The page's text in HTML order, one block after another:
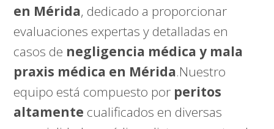
en Mérida, dedicado a proporcionar
evaluaciones expertas y detalladas en
casos de negligencia médica y mala
praxis médica en Mérida.Nuestro
equipo está compuesto por peritos
altamente cualificados en diversas